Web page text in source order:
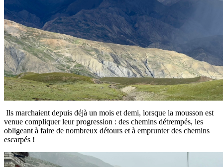
Ils marchaient depuis déjà un mois et demi, lorsque la mousson est
venue compliquer leur progression : des chemins détrempés, les
obligeant à faire de nombreux détours et à emprunter des chemins
escarpés !